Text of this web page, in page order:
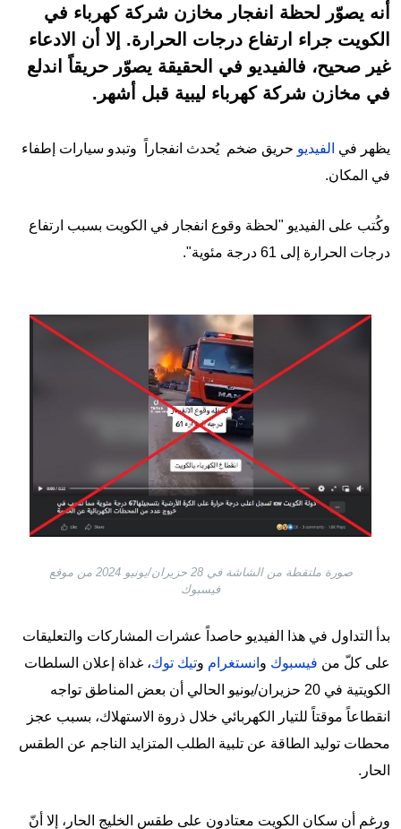
أنه يصوّر لحظة انفجار مخازن شركة كهرباء في
الكويت جراء ارتفاع درجات الحرارة. إلا أن الادعاء
غير صحيح، فالفيديو في الحقيقة يصوّر حريقاً اندلع
في مخازن شركة كهرباء ليبية قبل أشهر.
يظهر في الفيديو حريق ضخم يُحدث انفجاراً وتبدو سيارات إطفاء
في المكان.
وكُتب على الفيديو "لحظة وقوع انفجار في الكويت بسبب ارتفاع
درجات الحرارة إلى 61 درجة مئوية".
Image
صورة ملتقطة من الشاشة في 28 حزيران/يونيو 2024 من موقع
فيسبوك
بدأ التداول في هذا الفيديو حاصداً عشرات المشاركات والتعليقات
على كلّ من فيسبوك و انستغرام وتيك توك، غداة إعلان السلطات
الكويتية في 20 حزيران/يونيو الحالي أن بعض المناطق تواجه
انقطاعاً موقتاً للتيار الكهربائي خلال ذروة الاستهلاك، بسبب عجز
محطات توليد الطاقة عن تلبية الطلب المتزايد الناجم عن الطقس
الحار.
ورغم أن سكان الكويت معتادون على طقس الخليج الحار، إلا أنّ